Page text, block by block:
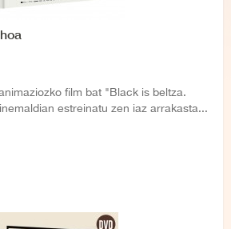
film bat "Black is beltza.
estreinatu zen iaz arrakasta...